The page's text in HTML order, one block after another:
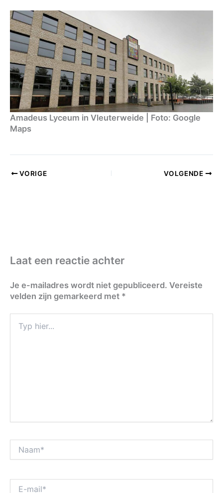
Amadeus Lyceum in Vleuterweide | Foto: Google
Maps
VORIGE VOLGENDE
Laat een reactie achter
Je e-mailadres wordt niet gepubliceerd. Vereiste
velden zijn gemarkeerd met *
hier...